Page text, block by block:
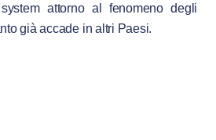
attorno al fenomeno degli
già accade in altri Paesi.